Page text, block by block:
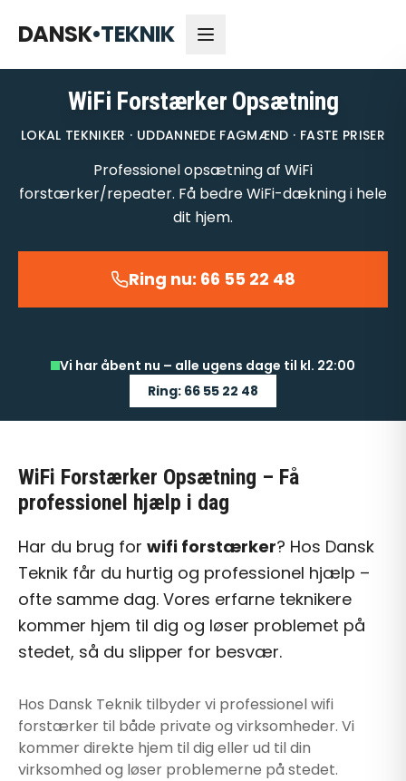
DANSK•TEKNIK
Åbent nu
WiFi Forstærker Opsætning
LOKAL TEKNIKER · UDDANNEDE FAGMÆND · FASTE PRISER
Professionel opsætning af WiFi
forstærker/repeater. Få bedre WiFi-dækning i hele
dit hjem.
Ring nu: 66 55 22 48
Vi har åbent nu – alle ugens dage til kl. 22:00
Ring: 66 55 22 48
WiFi Forstærker Opsætning – Få
professionel hjælp i dag
Har du brug for wifi forstærker? Hos Dansk
Teknik får du hurtig og professionel hjælp –
ofte samme dag. Vores erfarne teknikere
kommer hjem til dig og løser problemet på
stedet, så du slipper for besvær.
Hos Dansk Teknik tilbyder vi professionelwifi
forstærker til både private og virksomheder. Vi
kommer direkte hjem til dig eller ud til din
virksomhed og løser problemerne på stedet.